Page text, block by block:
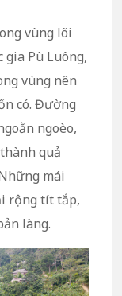
vùng lõi
Pù Luông,
vùng nên
có. Đường
ngoèo,
quả
mái
rộng tít tắp,
làng.